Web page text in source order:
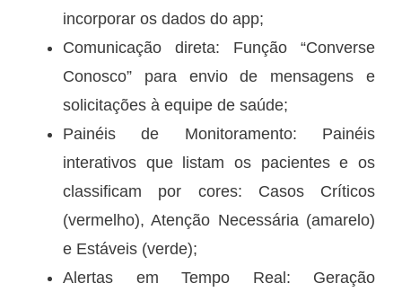
incorporar os dados do app;
Comunicação direta: Função “Converse
Conosco” para envio de mensagens e
solicitações à equipe de saúde;
Painéis de Monitoramento: Painéis
interativos que listam os pacientes e os
classificam por cores: Casos Críticos
(vermelho), Atenção Necessária (amarelo)
e Estáveis (verde);
Alertas em Tempo Real: Geração